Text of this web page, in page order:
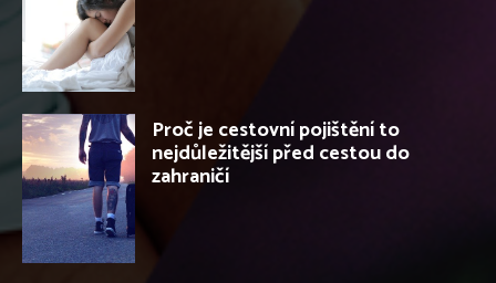
Proč je cestovní pojištění to
nejdůležitější před cestou do
zahraničí